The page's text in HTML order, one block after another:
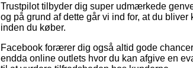
Trustpilot tilbyder dig super udmærkede
og på grund af dette går vi ind for, at du
inden du køber.
Facebook forærer dig også altid gode
endda online outlets hvor du kan afgive en